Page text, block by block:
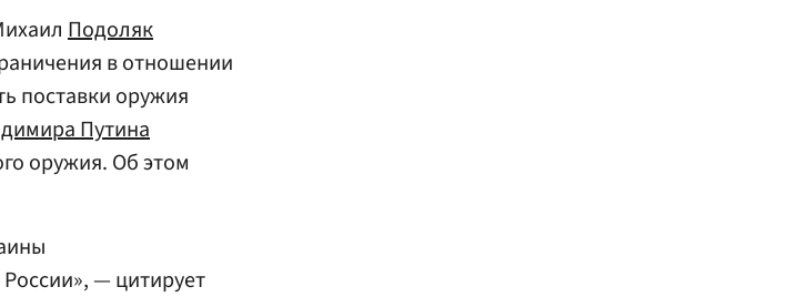
Подоляк
в отношении
поставки оружия
Путина
оружия. Об этом
— цитирует